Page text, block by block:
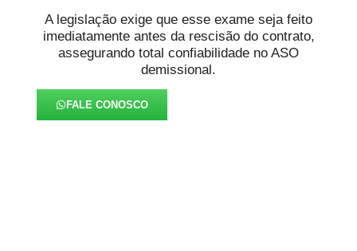
A legislação exige que esse exame seja feito
imediatamente antes da rescisão do contrato,
assegurando total confiabilidade no ASO
demissional.
FALE CONOSCO